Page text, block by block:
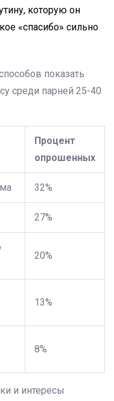
которую он
«спасибо» сильно
показать
среди парней 25-40
Процент
опрошенных
32%
27%
20%
13%
8%
и интересы